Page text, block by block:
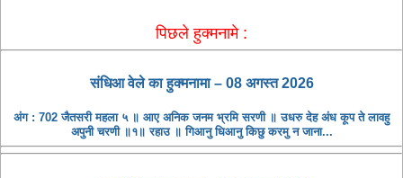
पिछले हुक्मनामे :
संधिआ ​​वेले का हुक्मनामा – 08 अगस्त 2026
अंग : 702 जैतसरी महला ५ ॥ आए अनिक जनम भ्रमि सरणी ॥ उधरु देह अंध कूप ते लावहु
अपुनी चरणी ॥१॥ रहाउ ॥ गिआनु धिआनु किछु करमु न जाना...